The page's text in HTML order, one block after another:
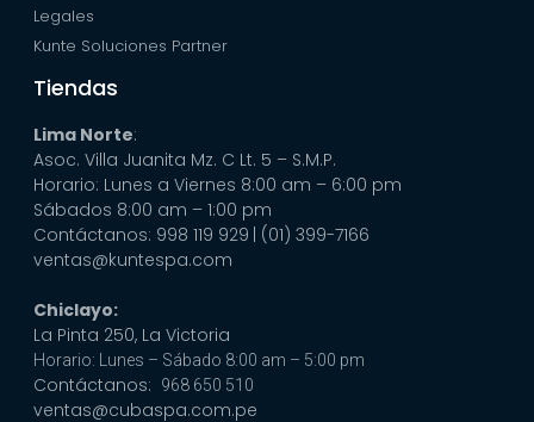
Legales
Kunte Soluciones Partner
Tiendas
Lima Norte:
Asoc. Villa Juanita Mz. C Lt. 5 – S.M.P.
Horario: Lunes a Viernes 8:00 am – 6:00 pm
Sábados 8:00 am – 1:00 pm
Contáctanos: 998 119 929 | (01) 399-7166
ventas@kuntespa.com
Chiclayo:
La Pinta 250, La Victoria
Horario: Lunes – Sábado 8:00 am – 5:00 pm
Contáctanos: 968 650 510
ventas@cubaspa.com.pe